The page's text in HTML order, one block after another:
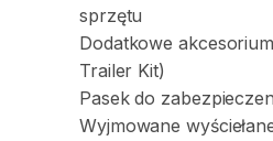
sprzętu
Dodatkowe akcesorium
Trailer Kit)
Pasek do
Wyjmowane